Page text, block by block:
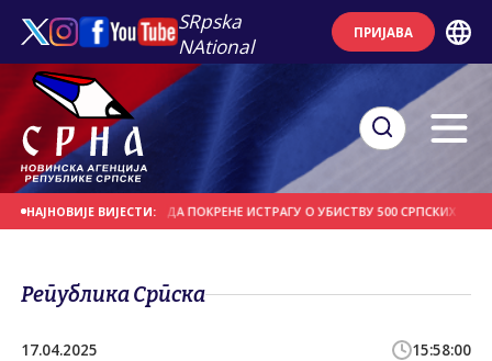
SRpska
NAtional
ПРИЈАВА
НАЈНОВИЈЕ ВИЈЕСТИ:
У БЕОГРАДУ ДА ПОКРЕНЕ ИСТРАГУ О УБИСТВУ 500 СРПСКИХ ЦИВИЛА
Република Српска
17.04.2025 15:58:00